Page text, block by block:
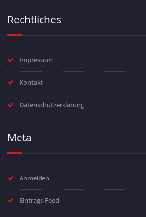
Rechtliches
Impressum
Kontakt
Datenschutzerklärung
Meta
Anmelden
Eintrags-Feed